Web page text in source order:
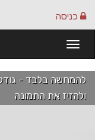
כניסה
ולהזיז את התמונה